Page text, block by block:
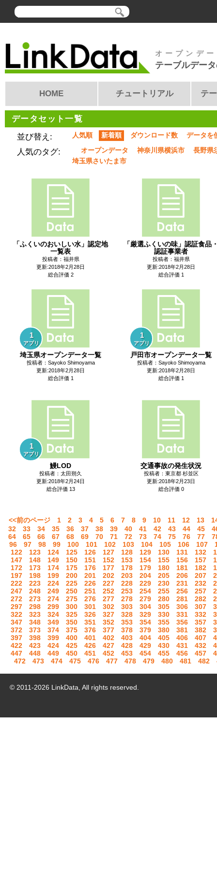
オープンデ
テーブルデー
HOME チュートリアル テ
データセット一覧
並び替え:
人気順 新着順 ダウンロード数 データを
人気のタグ: オープンデータ 神奈川県横浜市
長野県
埼玉県さいたま市
「ふくいのおいしい水」認定地
一覧表
投稿者：福井県
更新:2018年2月28日
総合評価 2
「厳選ふくいの味」認証食品
認証事業者
投稿者：福井県
更新:2018年2月28日
総合評価 1
1
アプリ
埼玉県オープンデータ一覧
投稿者：Sayoko Shimoyama
更新:2018年2月28日
総合評価 1
1
アプリ
戸田市オープンデータ一覧
投稿者：Sayoko Shimoyama
更新:2018年2月28日
総合評価 1
1
アプリ
鰻LOD
投稿者：太田朔久
更新:2018年2月24日
総合評価 13
交通事故の発生状況
投稿者：東京都 杉並区
更新:2018年2月23日
総合評価 0
<<前のページ 1 2 3 4 5 6 7 8 9 10 11 12 13
32
33 34 35 36 37 38 39 40 41 42 43 44 45
64
65 66 67 68 69 70 71 72 73 74 75 76 77
96
97 98 99 100 101 102 103 104 105 106 107
122
123 124 125 126 127 128 129 130 131 132
147
148 149 150 151 152 153 154 155 156 157
172
173 174 175 176 177 178 179 180 181 182
197
198 199 200 201 202 203 204 205 206 207
222
223 224 225 226 227 228 229 230 231 232
247
248 249 250 251 252 253 254 255 256 257
272
273 274 275 276 277 278 279 280 281 282
297
298 299 300 301 302 303 304 305 306 307
322
323 324 325 326 327 328 329 330 331 332
347
348 349 350 351 352 353 354 355 356 357
372
373 374 375 376 377 378 379 380 381 382
397
398 399 400 401 402 403 404 405 406 407
422
423 424 425 426 427 428 429 430 431 432
447
448 449 450 451 452 453 454 455 456 457
472
473 474 475 476 477 478 479 480 481 482
© 2011-2026 LinkData, All rights reserved.